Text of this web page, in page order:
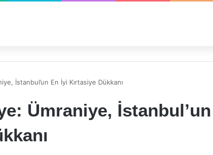
İstanbul’un En İyi Kırtasiye Dükkanı
Ümraniye, İstanbul’un